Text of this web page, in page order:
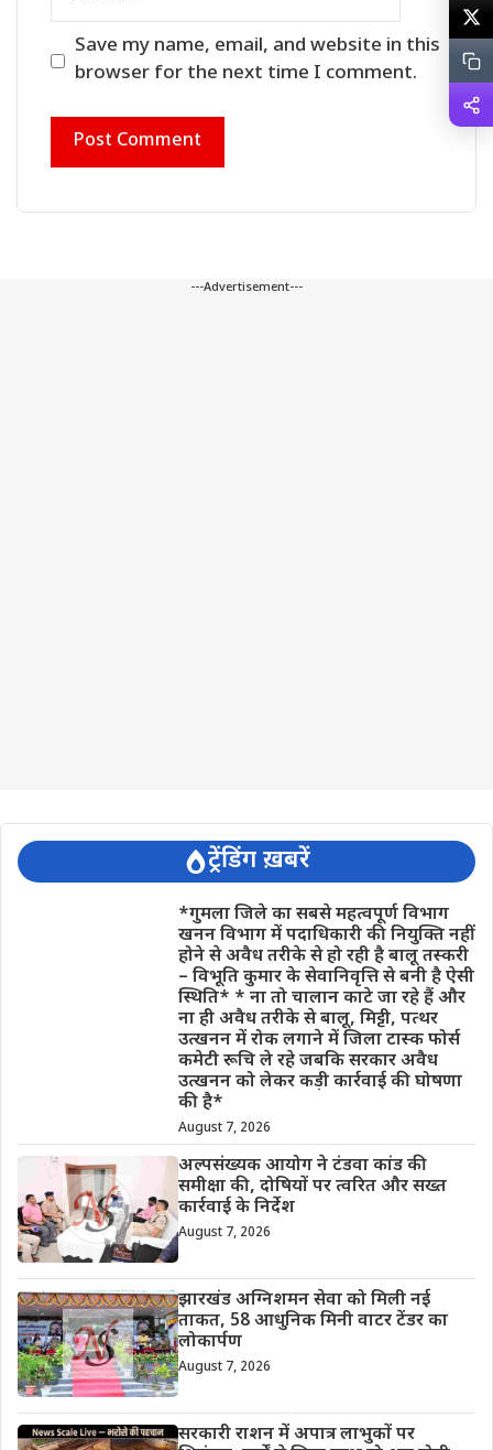
Save my name, email, and website in this
browser for the next time I comment.
---Advertisement---
ट्रेंडिंग ख़बरें
*गुमला जिले का सबसे महत्वपूर्ण विभाग
खनन विभाग में पदाधिकारी की नियुक्ति नहीं
होने से अवैध तरीके से हो रही है बालू तस्करी
– विभूति कुमार के सेवानिवृत्ति से बनी है ऐसी
स्थिति* * ना तो चालान काटे जा रहे हैं और
ना ही अवैध तरीके से बालू, मिट्टी, पत्थर
उत्खनन में रोक लगाने में जिला टास्क फोर्स
कमेटी रूचि ले रहे जबकि सरकार अवैध
उत्खनन को लेकर कड़ी कार्रवाई की घोषणा
की है*
August 7, 2026
अल्पसंख्यक आयोग ने टंडवा कांड की
समीक्षा की, दोषियों पर त्वरित और सख्त
कार्रवाई के निर्देश
August 7, 2026
झारखंड अग्निशमन सेवा को मिली नई
ताकत, 58 आधुनिक मिनी वाटर टेंडर का
लोकार्पण
August 7, 2026
सरकारी राशन में अपात्र लाभुकों पर